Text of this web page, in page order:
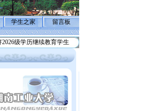
学生之家 留言板
级学历继续教育学生 反诈骗声明:警惕不法分子冒充”退